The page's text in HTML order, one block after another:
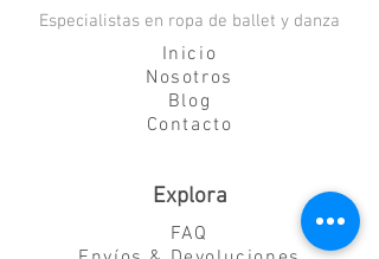
Especialistas en ropa de ballet y danza
Inicio
Nosotros
Blog
Contacto
Explora
FAQ